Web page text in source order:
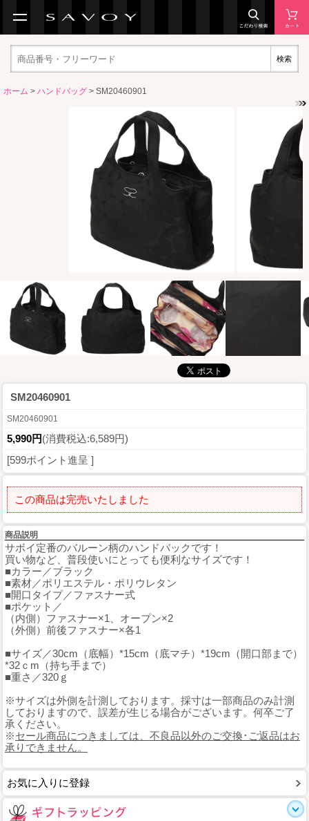
検索
ホーム > ハンドバッグ > SM20460901
SM20460901
SM20460901
5,990円(消費税込:6,589円)
[599ポイント進呈 ]
この商品は完売いたしました
商品説明
サボイ定番のバルーン柄のハンドバックです！
買い物など、普段使いにとっても便利なサイズです！
■カラー／ブラック
■素材／ポリエステル・ポリウレタン
■開口タイプ／ファスナー式
■ポケット／
（内側）ファスナー×1、オープン×2
（外側）前後ファスナー×各1
■サイズ／30cm（底幅）*15cm（底マチ）*19cm（開口部まで）
*32ｃm（持ち手まで）
■重さ／320ｇ
※サイズは外側を計測しております。採寸は一部商品のみ計測
しておりますので、誤差が生じる場合がございます。何卒ご了
承ください。
※セール商品につきましては、不良品以外のご交換･ご返品はお
承りできません。
お気に入りに登録